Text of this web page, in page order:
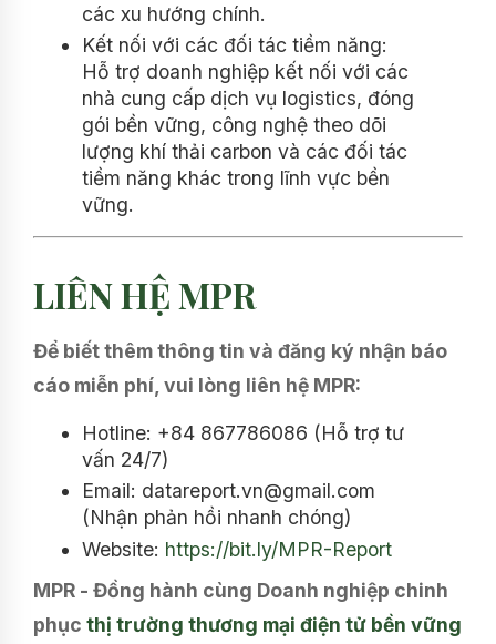
các xu hướng chính.
Kết nối với các đối tác tiềm năng:
Hỗ trợ doanh nghiệp kết nối với các
nhà cung cấp dịch vụ logistics, đóng
gói bền vững, công nghệ theo dõi
lượng khí thải carbon và các đối tác
tiềm năng khác trong lĩnh vực bền
vững.
LIÊN HỆ MPR
Để biết thêm thông tin và đăng ký nhận báo
cáo miễn phí, vui lòng liên hệ MPR:
Hotline: +84 867786086 (Hỗ trợ tư
vấn 24/7)
Email: datareport.vn@gmail.com
(Nhận phản hồi nhanh chóng)
Website: https://bit.ly/MPR-Report
MPR - Đồng hành cùng Doanh nghiệp chinh
phục thị trường thương mại điện tử bền vững